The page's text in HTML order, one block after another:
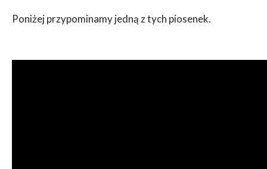
Poniżej przypominamy jedną z tych piosenek.